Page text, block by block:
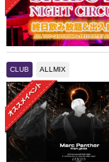
CLUB ALLMIX